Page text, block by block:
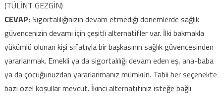
(TÜLİNT GEZGİN)
CEVAP:Sigortalılığınızın devam etmediği dönemlerde sağlık
güvencenizin devamı için çeşitli alternatifler var. İlki bakmakla
yükümlü olunan kişi sıfatıyla bir başkasının sağlık güvencesinden
yararlanmak. Emekli ya da sigortalılığı devam eden eş, ana-baba
ya da çocuğunuzdan yararlanmanız mümkün. Tabii her seçenekte
bazı özel koşullar mevcut. İkinci alternatifiniz isteğe bağlı